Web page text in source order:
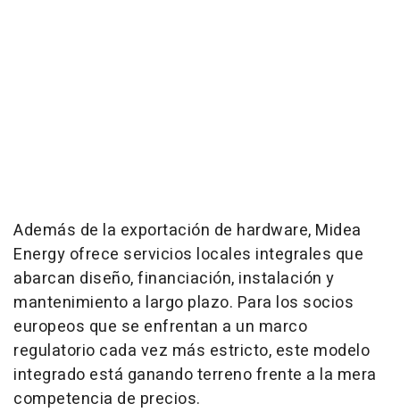
Además de la exportación de hardware, Midea
Energy ofrece servicios locales integrales que
abarcan diseño, financiación, instalación y
mantenimiento a largo plazo. Para los socios
europeos que se enfrentan a un marco
regulatorio cada vez más estricto, este modelo
integrado está ganando terreno frente a la mera
competencia de precios.